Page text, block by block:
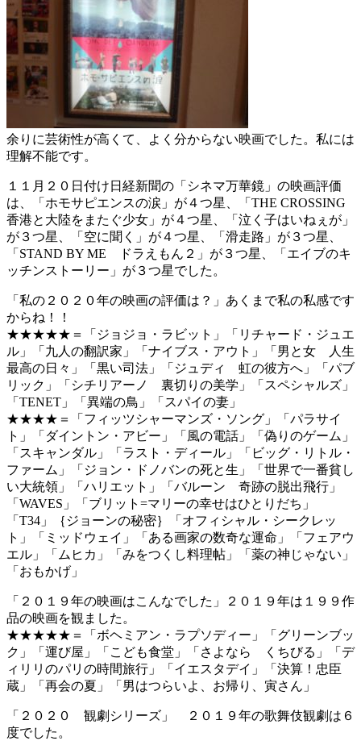
余りに芸術性が高くて、よく分からない映画でした。私には
理解不能です。
１１月２０日付け日経新聞の「シネマ万華鏡」の映画評価
は、「ホモサピエンスの涙」が４つ星、「THE CROSSING
香港と大陸をまたぐ少女」が４つ星、「泣く子はいねぇが」
が３つ星、「空に聞く」が４つ星、「滑走路」が３つ星、
「STAND BY ME ドラえもん２」が３つ星、「エイブのキ
ッチンストーリー」が３つ星でした。
「私の２０２０年の映画の評価は？」あくまで私の私感です
からね！！
★★★★★＝「ジョジョ・ラビット」「リチャード・ジュエ
ル」「九人の翻訳家」「ナイブス・アウト」「男と女 人生
最高の日々」「黒い司法」「ジュディ 虹の彼方へ」「パブ
リック」「シチリアーノ 裏切りの美学」「スペシャルズ」
「TENET」「異端の鳥」「スパイの妻」
★★★★＝「フィッツシャーマンズ・ソング」「パラサイ
ト」「ダイントン・アビー」「風の電話」「偽りのゲーム」
「スキャンダル」「ラスト・ディール」「ビッグ・リトル・
ファーム」「ジョン・ドノバンの死と生」「世界で一番貧し
い大統領」「ハリエット」「バルーン 奇跡の脱出飛行」
「WAVES」「ブリット=マリーの幸せはひとりだち」
「T34」｛ジョーンの秘密｝「オフィシャル・シークレッ
ト」「ミッドウェイ」「ある画家の数奇な運命」「フェアウ
エル」「ムヒカ」「みをつくし料理帖」「薬の神じゃない」
「おもかげ」
「２０１９年の映画はこんなでした」２０１９年は１９９作
品の映画を観ました。
★★★★★＝「ボヘミアン・ラプソディー」「グリーンブッ
ク」「運び屋」「こども食堂」「さよなら くちびる」「デ
ィリリのパリの時間旅行」「イエスタデイ」「決算！忠臣
蔵」「再会の夏」「男はつらいよ、お帰り、寅さん」
「２０２０ 観劇シリーズ」 ２０１９年の歌舞伎観劇は６
度でした。